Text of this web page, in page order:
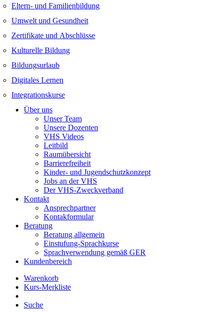
Eltern- und Familienbildung
Umwelt und Gesundheit
Zertifikate und Abschlüsse
Kulturelle Bildung
Bildungsurlaub
Digitales Lernen
Integrationskurse
Über uns
Unser Team
Unsere Dozenten
VHS Videos
Leitbild
Raumübersicht
Barrierefreiheit
Kinder- und Jugendschutzkonzept
Jobs an der VHS
Der VHS-Zweckverband
Kontakt
Ansprechpartner
Kontakformular
Beratung
Beratung allgemein
Einstufung-Sprachkurse
Sprachverwendung gemäß GER
Kundenbereich
Warenkorb
Kurs-Merkliste
Suche